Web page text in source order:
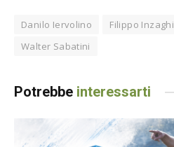
Danilo Iervolino Filippo Inzaghi
Walter Sabatini
Potrebbe interessarti